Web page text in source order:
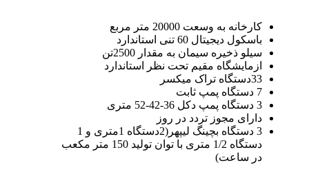
کارخانه به وسعت 20000 متر مربع
باسکول دیجیتال 60 تنی استاندارد
سیلو ذخیره سیمان به مقدار 2500تن
ازمایشگاه مقیم تحت نظر استاندارد
33دستگاه تراک میکسر
7 دستگاه پمپ ثابت
3 دستگاه پمپ دکل 36-42-52 متری
دارای مجوز تردد در روز
3 دستگاه بچینگ لیپهر(2دستگاه 1متری و 1
دستگاه 1/2 متری با توان تولید 150 متر مکعب
در ساعت)